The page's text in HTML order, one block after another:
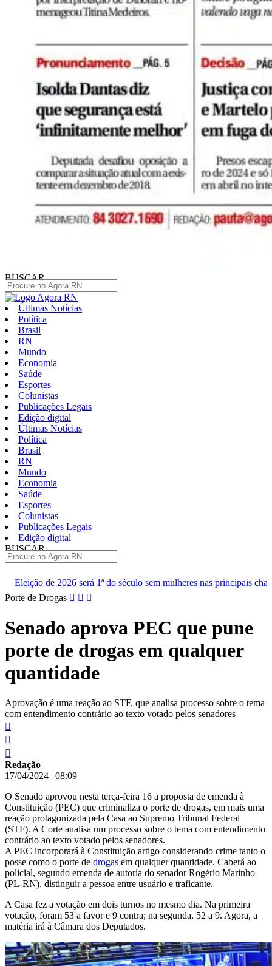
BUSCAR
Últimas Notícias
Política
Brasil
RN
Mundo
Economia
Saúde
Esportes
Colunistas
Publicações Legais
Edição digital
Últimas Notícias
Política
Brasil
RN
Mundo
Economia
Saúde
Esportes
Colunistas
Publicações Legais
Edição digital
BUSCAR
1ª do século sem mulheres nas principais chapas
Renan diz
Pular
conteúdo
Porte de Drogas
Senado aprova PEC que pune
porte de drogas em qualquer
quantidade
Aprovação é uma reação ao STF, que analisa processo sobre o tema
com entendimento contrário ao texto votado pelos senadores
Redação
17/04/2024 | 08:09
O Senado aprovou nesta terça-feira 16 a proposta de emenda à
Constituição (PEC) que criminaliza o porte de drogas, em mais uma
reação protagonizada pela Casa ao Supremo Tribunal Federal
(STF). A Corte analisa um processo sobre o tema com entendimento
contrário ao texto votado pelos senadores.
A PEC incorporará à Constituição artigo considerando crime tanto o
posse como o porte de drogas em qualquer quantidade. Caberá ao
policial, segundo emenda de autoria do senador Rogério Marinho
(PL-RN), distinguir a pessoa entre usuário e traficante.
A Casa fez a votação em dois turnos no mesmo dia. Na primeira
votação, foram 53 a favor e 9 contra; na segunda, 52 a 9. Agora, a
matéria irá à Câmara dos Deputados.